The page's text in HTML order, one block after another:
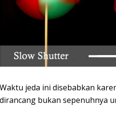
Waktu jeda ini disebabkan
dirancang bukan sepenuhnya